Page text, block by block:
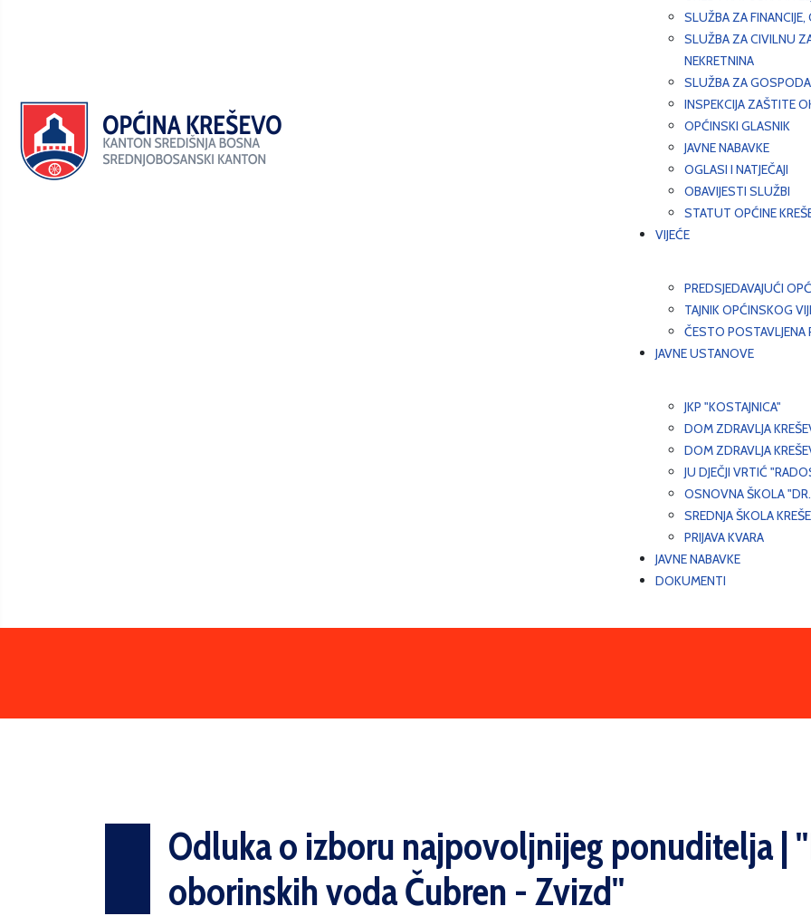
SLUŽBA ZA
SLUŽBA ZA CIVILNU
NEKRETNINA
SLUŽBA ZA
INSPEKCIJA ZAŠTITE
OPĆINSKI GLASNIK
JAVNE NABAVKE
OGLASI I NATJEČAJI
OBAVIJESTI SLUŽBI
STATUT OPĆINE
VIJEĆE
PREDSJEDAVAJUĆI
TAJNIK OPĆINSKOG
ČESTO POSTAVLJENA
JAVNE USTANOVE
JKP "KOSTAJNICA"
DOM ZDRAVLJA
DOM ZDRAVLJA
JU DJEČJI VRTIĆ
OSNOVNA ŠKOLA
SREDNJA ŠKOLA
PRIJAVA KVARA
JAVNE NABAVKE
DOKUMENTI
Odluka o izboru najpovoljnijeg ponuditelja |
oborinskih voda Čubren - Zvizd''